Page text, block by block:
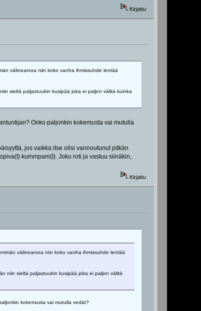
Kirjattu
välinearvoa niin koko vanha ihmissuhde lentää
sieltä paljastuukin kusipää joka ei paljon välitä kuinka
Onko paljonkin kokemusta vai mutulla
jos vaikka itse olisi vannoutunut pitkän
kummpani(t). Joku roti ja vastuu siinäkin,
Kirjattu
välinearvoa niin koko vanha ihmissuhde lentää
niin sieltä paljastuukin kusipää joka ei paljon välitä
kokemusta vai mutulla vedät?